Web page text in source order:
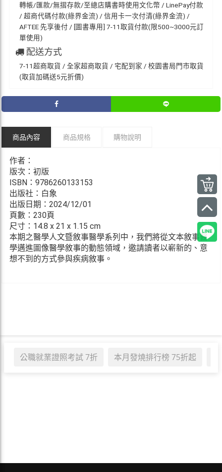
公職就業證照考試 7折 本月發燒排行榜 75折起
轉帳/匯款/無摺存款/至總店購書時使用文化幣 / LinePay付款
/ 超商代碼付款(綠界金流) / 信用卡一次付清(綠界金流) /
AFTEE 先享後付 / [圖書專用] 7-11取貨付款(限500~3000元訂
單使用)
配送方式
7-11超商取貨 / 全家超商取貨 / 宅配到家 / 校園書局門市取貨
(取貨加碼送5元折價)
商品內容 商品規格 購物說明
作者：
版次：初版
ISBN：9786260133153
出版社：白象
出版日期：2024/12/01
頁數：230頁
尺寸：14.8 x 21 x 1.15 cm
本期之醫學人文暨敘事醫學系列中，我們將從文本敘事醫
學邁進圖像醫學敘事的動態領域，邀請讀者以嶄新的、意
想不到的方式參與疾病敘事。